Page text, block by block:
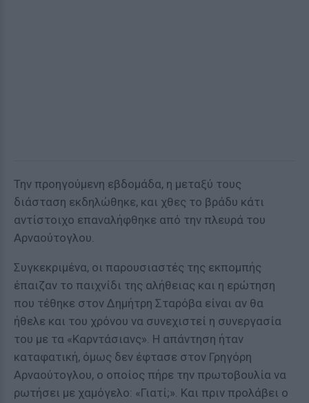
Την προηγούμενη εβδομάδα, η μεταξύ τους
διάσταση εκδηλώθηκε, και χθες το βράδυ κάτι
αντίστοιχο επαναλήφθηκε από την πλευρά του
Αρναούτογλου.
Συγκεκριμένα, οι παρουσιαστές της εκπομπής
έπαιζαν το παιχνίδι της αλήθειας και η ερώτηση
που τέθηκε στον Δημήτρη Σταρόβα είναι αν θα
ήθελε και του χρόνου να συνεχιστεί η συνεργασία
του με τα «Καρντάσιανς». Η απάντηση ήταν
καταφατική, όμως δεν έφτασε στον Γρηγόρη
Αρναούτογλου, ο οποίος πήρε την πρωτοβουλία να
ρωτήσει με χαμόγελο: «Γιατί;». Και πριν προλάβει ο